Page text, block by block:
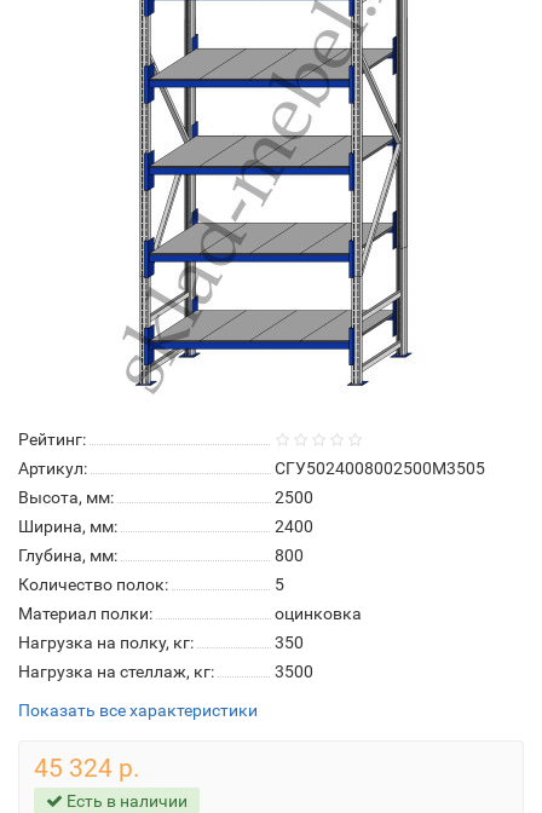
Рейтинг:
Артикул:
СГУ5024008002500М3505
Высота, мм:
2500
Ширина, мм:
2400
Глубина, мм:
800
Количество полок:
5
Материал полки:
оцинковка
Нагрузка на полку, кг:
350
Нагрузка на стеллаж, кг:
3500
Показать все характеристики
45 324 р.
Есть в наличии